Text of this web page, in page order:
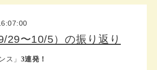
29〜10/5）の振り返り
ス」 3連発！